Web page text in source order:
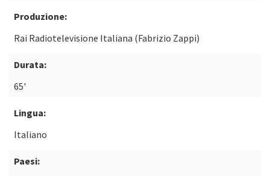
Produzione:
Rai Radiotelevisione Italiana (Fabrizio Zappi)
Durata:
65'
Lingua:
Italiano
Paesi: